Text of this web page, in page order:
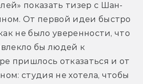
показать тизер с Шан-
От первой идеи быстро
не было уверенности, что
бы людей к
пришлось отказаться и от
студия не хотела, чтобы